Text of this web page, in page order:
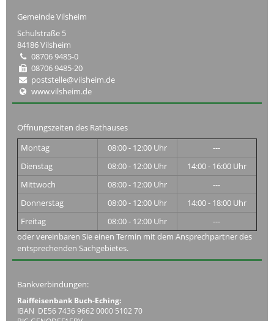
Gemeinde Vilsheim
Schulstraße 5
84186 Vilsheim
08706 9485-0
08706 9485-20
poststelle@vilsheim.de
www.vilsheim.de
Öffnungszeiten des Rathauses
Montag
08:00 - 12:00 Uhr
---
Dienstag
08:00 - 12:00 Uhr
14:00 - 16:00 Uhr
Mittwoch
08:00 - 12:00 Uhr
---
Donnerstag
08:00 - 12:00 Uhr
14:00 - 18:00 Uhr
Freitag
08:00 - 12:00 Uhr
---
oder vereinbaren Sie einen Termin mit dem Ansprechpartner des
entsprechenden Sachgebietes.
Bankverbindungen:
Raiffeisenbank Buch-Eching:
IBAN DE56 7436 9662 0000 5102 70